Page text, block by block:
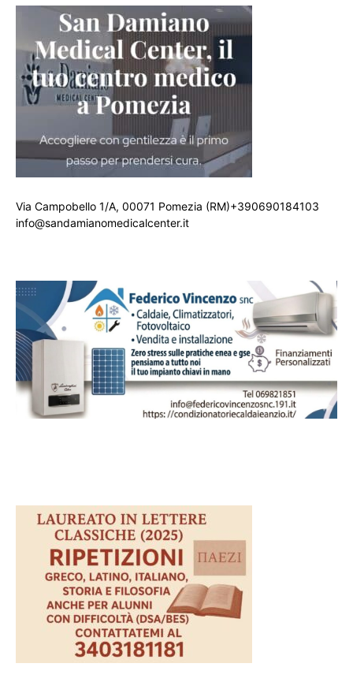
Via Campobello 1/A, 00071 Pomezia (RM)+390690184103
info@sandamianomedicalcenter.it